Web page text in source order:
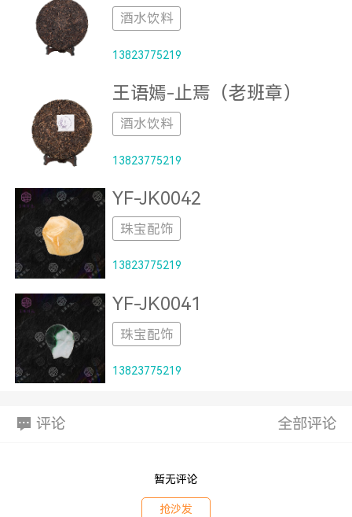
品，都是倾注了公司全体员工的精心制作。
酒水饮料
13823775219
王语嫣-止焉（老班章）
酒水饮料
13823775219
YF-JK0042
珠宝配饰
13823775219
YF-JK0041
珠宝配饰
13823775219
评论 全部评论
暂无评论
抢沙发